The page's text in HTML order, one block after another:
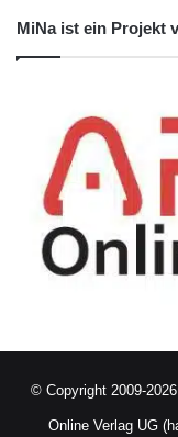
MiNa ist ein Projekt
© Copyright 2009-
Online Verlag UG